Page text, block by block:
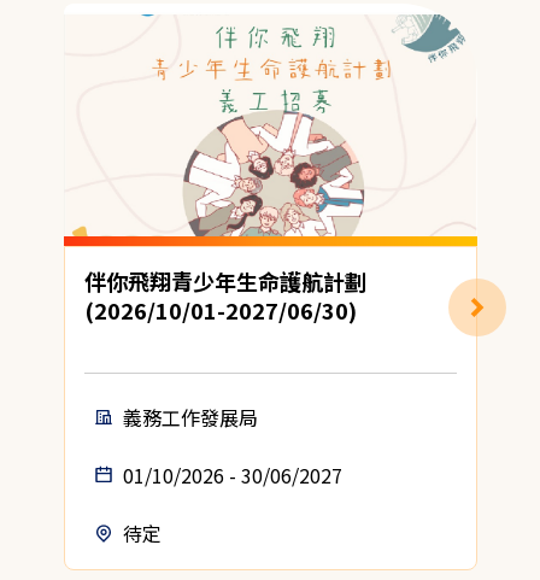
伴你飛翔青少年生命護航計劃
(2026/10/01-2027/06/30)
義務工作發展局
01/10/2026 - 30/06/2027
待定